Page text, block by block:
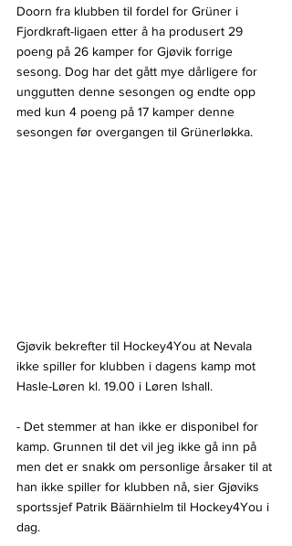
Doorn fra klubben til fordel for Grüner i
Fjordkraft-ligaen etter å ha produsert 29
poeng på 26 kamper for Gjøvik forrige
sesong. Dog har det gått mye dårligere for
unggutten denne sesongen og endte opp
med kun 4 poeng på 17 kamper denne
sesongen før overgangen til Grünerløkka.
Gjøvik bekrefter til Hockey4You at Nevala
ikke spiller for klubben i dagens kamp mot
Hasle-Løren kl. 19.00 i Løren Ishall.
- Det stemmer at han ikke er disponibel for
kamp. Grunnen til det vil jeg ikke gå inn på
men det er snakk om personlige årsaker til at
han ikke spiller for klubben nå, sier Gjøviks
sportssjef Patrik Bäärnhielm til Hockey4You i
dag.